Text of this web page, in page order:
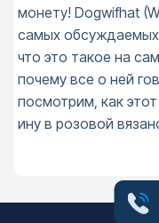
монету! Dogwifhat
самых
что это такое на
почему все о ней
посмотрим, как
ину в розовой